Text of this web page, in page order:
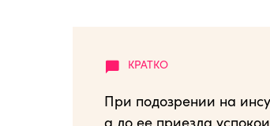
При подозрении на
а до ее приезда